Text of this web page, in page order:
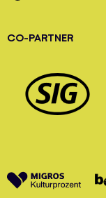
CO-PARTNER